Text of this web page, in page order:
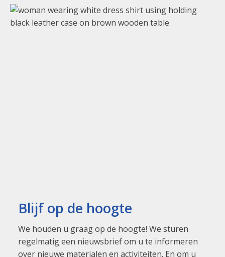
Blijf op de hoogte
We houden u graag op de hoogte! We sturen
regelmatig een nieuwsbrief om u te informeren
over nieuwe materialen en activiteiten. En om u